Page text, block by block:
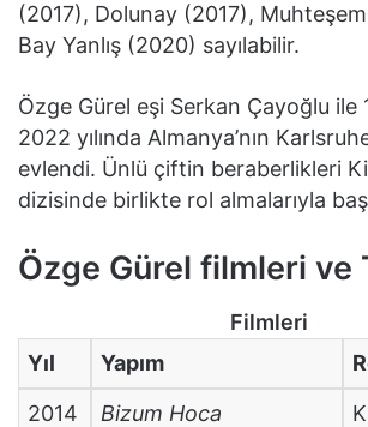
(2017), Dolunay (2017),
Bay Yanlış (2020) sayılabilir.
Özge Gürel eşi Serkan Çayoğlu ile
2022 yılında Almanya’nın
evlendi. Ünlü çiftin beraberlikleri
dizisinde birlikte rol almalarıyla
Özge Gürel filmleri ve
Filmleri
Yıl
Yapım
2014
Bizum Hoca